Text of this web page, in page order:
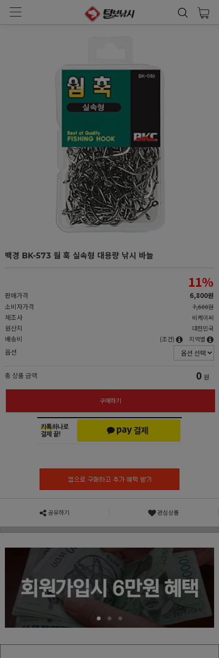
백경 BK-573 웜 훅 실속형 대용량 낚시 바늘
판매가격
11%
6,800원
소비자가격
7,600원
제조사 비케이씨
원산지 대한민국
배송비 (조건) 지역별
옵션
총 상품 금액 0 원
구매하기
공유하기 관심상품